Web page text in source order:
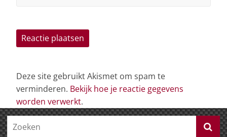
Deze site gebruikt Akismet om spam te
verminderen. Bekijk hoe je reactie gegevens
worden verwerkt.